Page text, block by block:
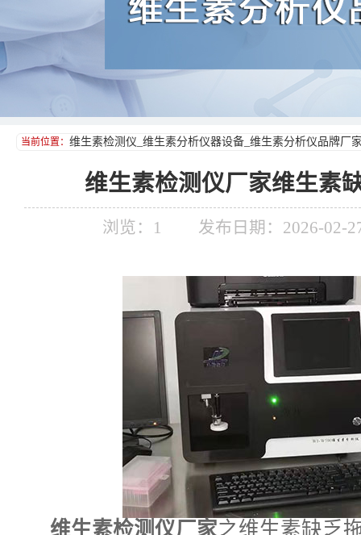
当前位置： 维生素检测仪_维生素分析仪器设备_维生素分析仪品牌厂
维生素检测仪厂家维生素
浏览： 1 发布日期：2026-02-
维生素检测仪厂家之维生素缺乏